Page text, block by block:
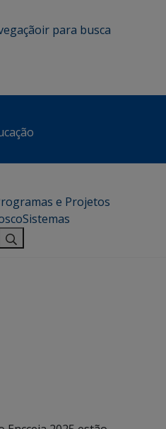
ir para busca
e Projetos
Sistemas